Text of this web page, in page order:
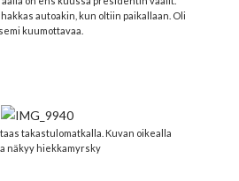
autoakin, kun oltiin paikallaan. Oli
semi kuumottavaa.
takastulomatkalla. Kuvan oikealla
näkyy hiekkamyrsky